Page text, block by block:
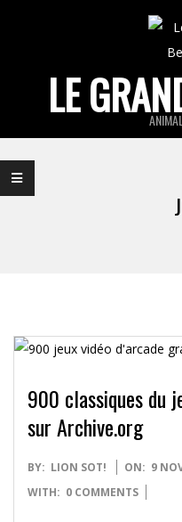
LE
Navigation
Menu
900 classiques du
sur Archive.org
2014-
11-
BY: LION SOT! ON: 9
WITH: 0 COMMENTS